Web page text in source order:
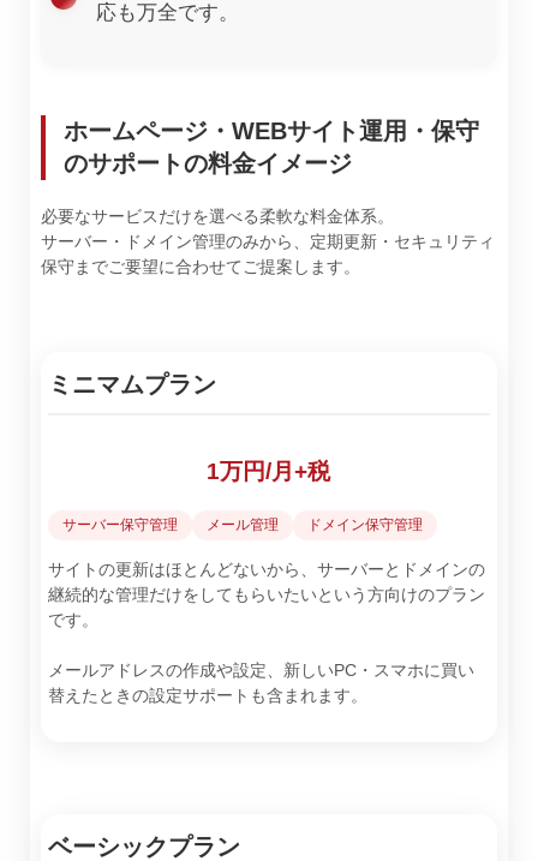
応も万全です。
ホームページ・WEBサイト運用・保守
のサポートの料金イメージ
必要なサービスだけを選べる柔軟な料金体系。
サーバー・ドメイン管理のみから、定期更新・セキュリティ
保守までご要望に合わせてご提案します。
ミニマムプラン
1万円/月+税
サーバー保守管理 メール管理 ドメイン保守管理
サイトの更新はほとんどないから、サーバーとドメインの
継続的な管理だけをしてもらいたいという方向けのプラン
です。
メールアドレスの作成や設定、新しいPC・スマホに買い
替えたときの設定サポートも含まれます。
ベーシックプラン